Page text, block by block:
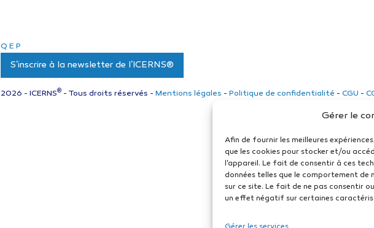
Gérer le
Afin de fournir les meilleures
que les cookies pour stocker et/ou
l'appareil. Le fait de consentir à ces
données telles que le comportement
sur ce site. Le fait de ne pas consentir
un effet négatif sur certaines
Q E P
S'inscrire à la newsletter de l'ICERNS®
2026 - ICERNS® - Tous droits réservés - Mentions légales - Politique de confidentialité - CGU -